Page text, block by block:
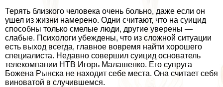
Терять близкого человека очень больно, даже если он
ушел из жизни намерено. Одни считают, что на суицид
способны только смелые люди, другие уверены —
слабые. Психологи убеждены, что из сложной ситуации
есть выход всегда, главное вовремя найти хорошего
специалиста. Недавно совершил суицид основатель
телекомпании НТВ Игорь Малашенко. Его супруга
Божена Рынска не находит себе места. Она считает себя
виноватой в случившемся.